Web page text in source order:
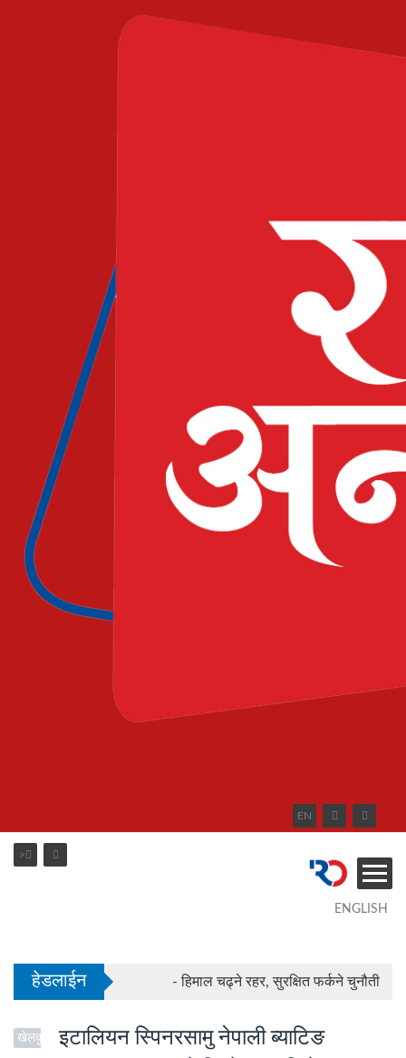
EN
>
ENGLISH
हेडलाईन
- काठमाडौंको बाँसबारीमा खुल्यो अत्याधुनिक
- हिमाल चढ्ने रहर, सुरक्षित फर्कने चुनौती
खेलकुद
इटालियन स्पिनरसामु नेपाली ब्याटिङ